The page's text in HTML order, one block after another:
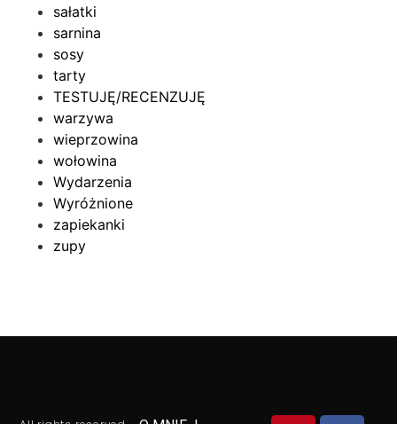
sałatki
sarnina
sosy
tarty
TESTUJĘ/RECENZUJĘ
warzywa
wieprzowina
wołowina
Wydarzenia
Wyróżnione
zapiekanki
zupy